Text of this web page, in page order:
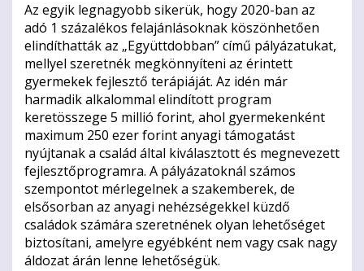
Az egyik legnagyobb sikerük, hogy 2020-ban az
adó 1 százalékos felajánlásoknak köszönhetően
elindíthatták az „Együttdobban” című pályázatukat,
mellyel szeretnék megkönnyíteni az érintett
gyermekek fejlesztő terápiáját. Az idén már
harmadik alkalommal elindított program
keretösszege 5 millió forint, ahol gyermekenként
maximum 250 ezer forint anyagi támogatást
nyújtanak a család által kiválasztott és megnevezett
fejlesztőprogramra. A pályázatoknál számos
szempontot mérlegelnek a szakemberek, de
elsősorban az anyagi nehézségekkel küzdő
családok számára szeretnének olyan lehetőséget
biztosítani, amelyre egyébként nem vagy csak nagy
áldozat árán lenne lehetőségük.